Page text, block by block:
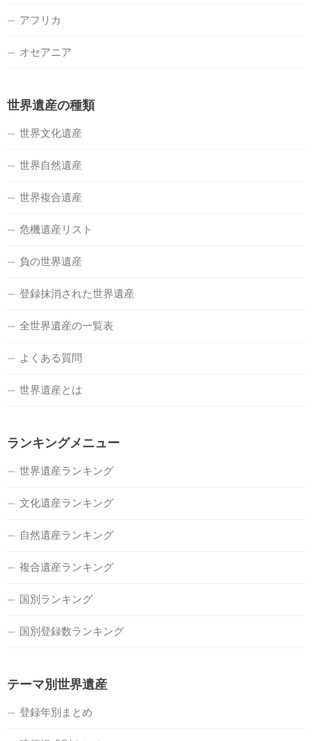
アフリカ
オセアニア
世界遺産の種類
世界文化遺産
世界自然遺産
世界複合遺産
危機遺産リスト
負の世界遺産
登録抹消された世界遺産
全世界遺産の一覧表
よくある質問
世界遺産とは
ランキングメニュー
世界遺産ランキング
文化遺産ランキング
自然遺産ランキング
複合遺産ランキング
国別ランキング
国別登録数ランキング
テーマ別世界遺産
登録年別まとめ